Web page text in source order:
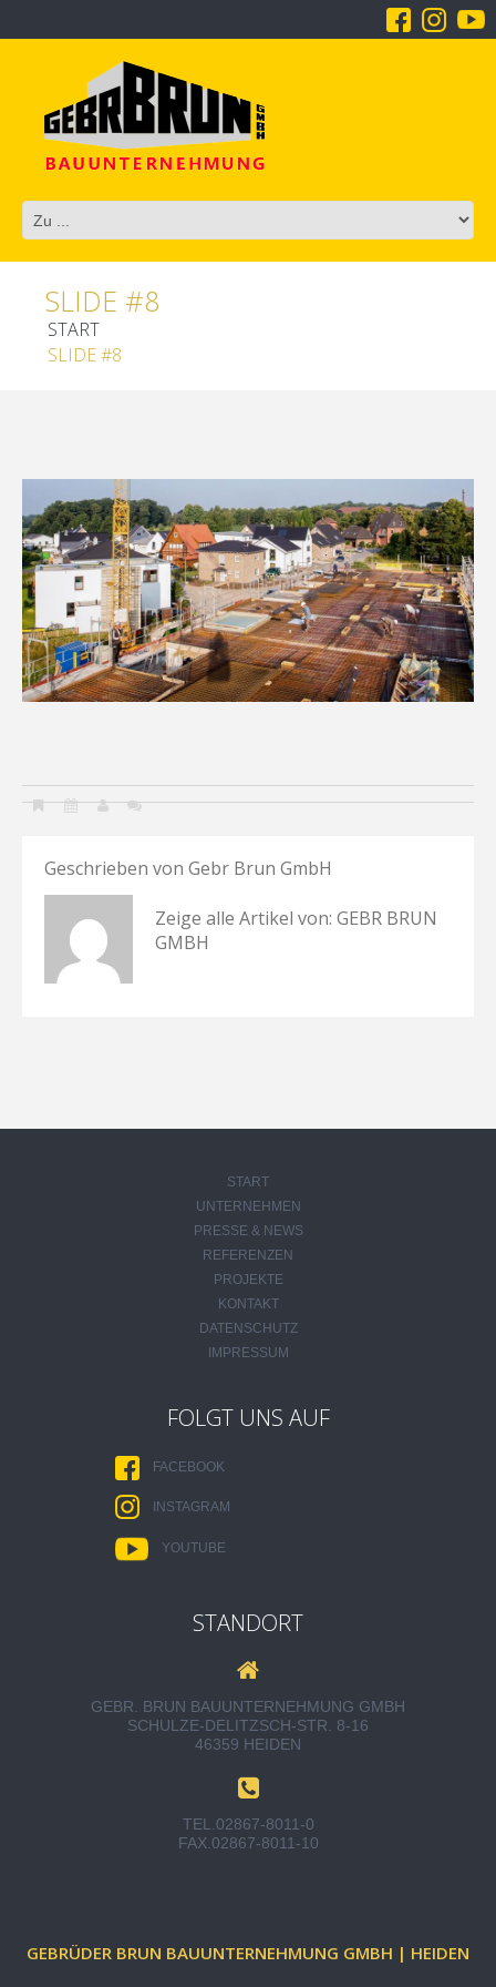
SLIDE #8
START
SLIDE #8
Geschrieben von Gebr Brun GmbH
Zeige alle Artikel von: GEBR BRUN
GMBH
START
UNTERNEHMEN
PRESSE & NEWS
REFERENZEN
PROJEKTE
KONTAKT
DATENSCHUTZ
IMPRESSUM
FOLGT UNS AUF
FACEBOOK
INSTAGRAM
YOUTUBE
STANDORT
GEBR. BRUN BAUUNTERNEHMUNG GMBH
SCHULZE-DELITZSCH-STR. 8-16
46359 HEIDEN
TEL. 02867-8011-0
FAX. 02867-8011-10
GEBRÜDER BRUN BAUUNTERNEHMUNG GMBH | HEIDEN